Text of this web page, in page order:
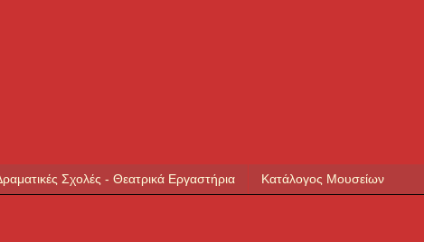
Σχολές - Θεατρικά Εργαστήρια Κατάλογος Μουσείων